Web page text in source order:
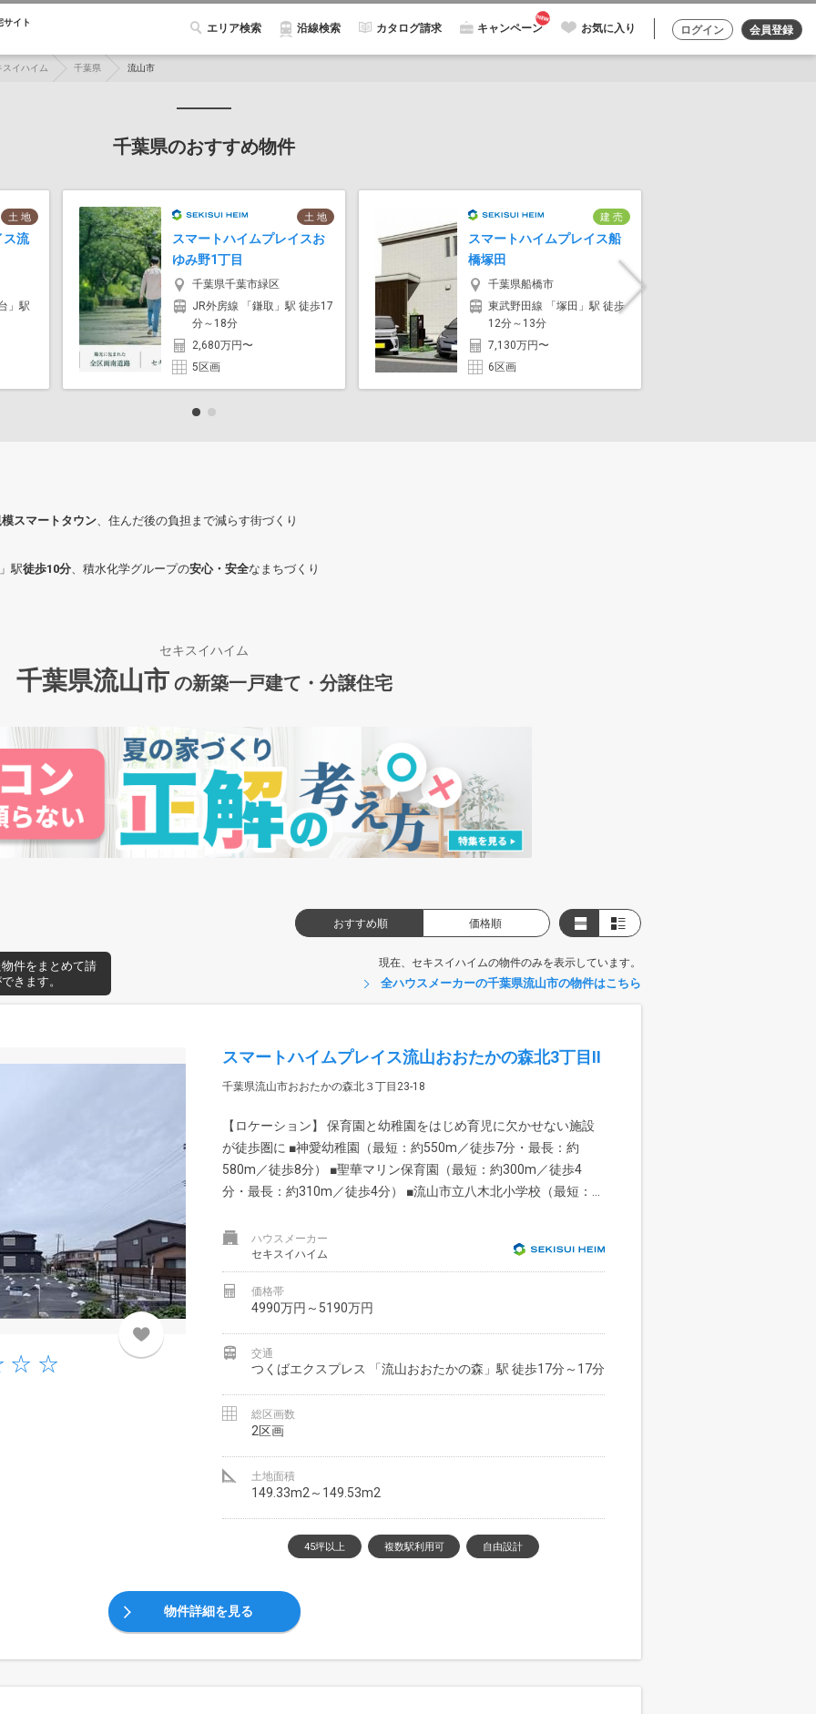
サイト エリア検索 沿線検索 カタログ請求 キャンペーン お気に入り ログイン 会員登録
スイハイム 千葉県 流山市
千葉県のおすすめ物件
土 地
ス流
」駅
土 地
スマートハイムプレイスお
ゆみ野1丁目
千葉県千葉市緑区
JR外房線 「鎌取」駅 徒歩17
分～18分
2,680万円〜
5区画
建 売
スマートハイムプレイス船
橋塚田
千葉県船橋市
東武野田線 「塚田」駅 徒歩
12分～13分
7,130万円〜
6区画
スマートタウン 、住んだ後の負担まで減らす街づくり
駅徒歩10分 、積水化学グループの安心・安全なまちづくり
セキスイハイム
千葉県流山市 の新築一戸建て・分譲住宅
おすすめ順 価格順
件をまとめて請
きます。
現在、セキスイハイムの物件のみを表示しています。
全ハウスメーカーの千葉県流山市の物件はこちら
スマートハイムプレイス流山おおたかの森北3丁目II
千葉県流山市おおたかの森北３丁目23-18
【ロケーション】 保育園と幼稚園をはじめ育児に欠かせない施設
が徒歩圏に ■神愛幼稚園（最短：約550m／徒歩7分・最長：約
580m／徒歩8分） ■聖華マリン保育園（最短：約300m／徒歩4
分・最長：約310m／徒歩4分） ■流山市立八木北小学校（最短：...
ハウスメーカー
セキスイハイム
価格帯
4990万円～5190万円
交通
つくばエクスプレス 「流山おおたかの森」駅 徒歩17分～17分
総区画数
2区画
土地面積
149.33m2～149.53m2
45坪以上 複数駅利用可 自由設計
物件詳細を見る